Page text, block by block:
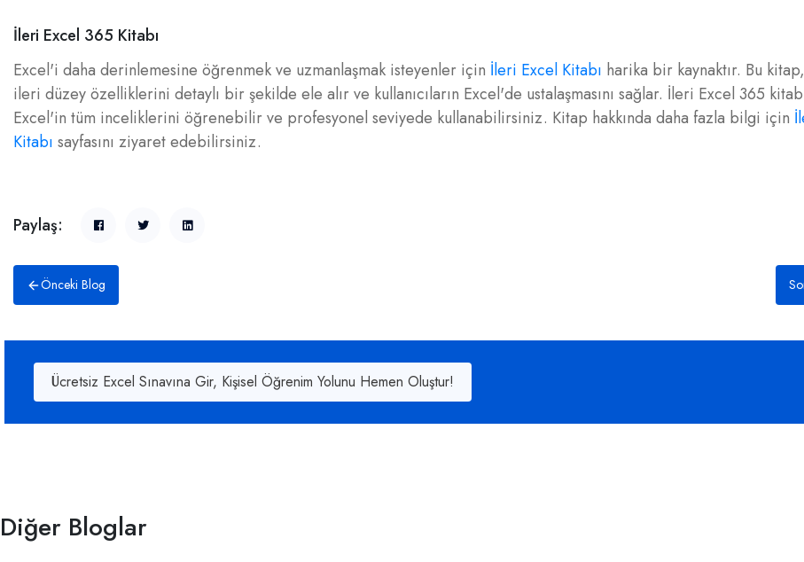
İleri Excel 365 Kitabı
Excel'i daha derinlemesine öğrenmek ve uzmanlaşmak isteyenler için İleri Excel Kitabı harika bir kaynaktır. Bu
ileri düzey özelliklerini detaylı bir şekilde ele alır ve kullanıcıların Excel'de ustalaşmasını sağlar. İleri Excel 365
Excel'in tüm inceliklerini öğrenebilir ve profesyonel seviyede kullanabilirsiniz. Kitap hakkında daha fazla bilgi için
Kitabı sayfasını ziyaret edebilirsiniz.
Paylaş:
Önceki Blog
Ücretsiz Excel Sınavına Gir, Kişisel Öğrenim Yolunu Hemen Oluştur!
Diğer Bloglar